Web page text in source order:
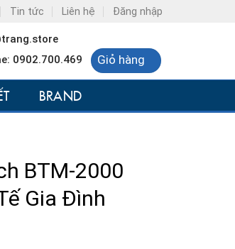
Tin tức Liên hệ Đăng nhập
0902.700.469
Giỏ hàng
BRAND
BTM-2000
Gia Đình